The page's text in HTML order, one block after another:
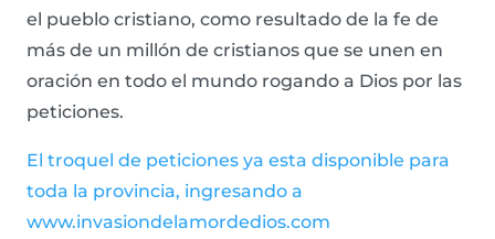
el pueblo cristiano, como resultado de la fe de
más de un millón de cristianos que se unen en
oración en todo el mundo rogando a Dios por las
peticiones.
El troquel de peticiones ya esta disponible para
toda la provincia, ingresando a
www.invasiondelamordedios.com